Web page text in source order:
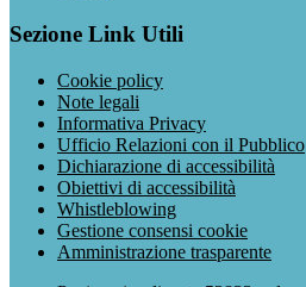
Sezione Link Utili
Cookie policy
Note legali
Informativa Privacy
Ufficio Relazioni con il Pubblico
Dichiarazione di accessibilità
Obiettivi di accessibilità
Whistleblowing
Gestione consensi cookie
Amministrazione trasparente